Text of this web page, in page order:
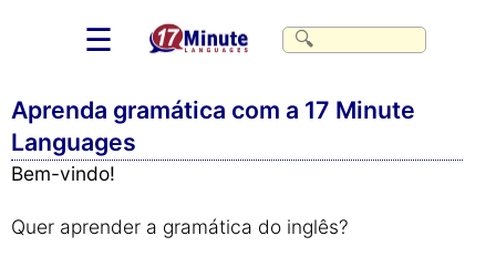
☰
Aprenda gramática com a 17 Minute
Languages
Bem-vindo!
Quer aprender a gramática do inglês?